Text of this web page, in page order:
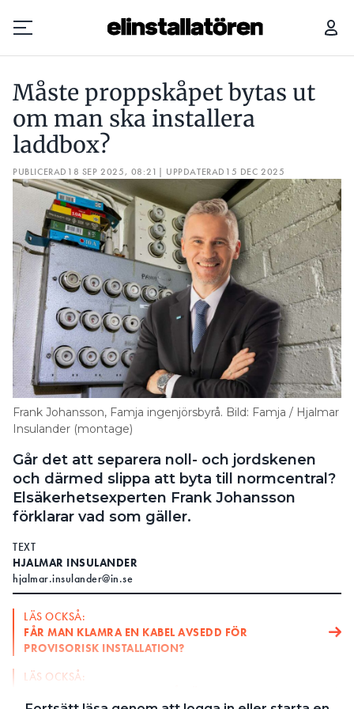
Prenumerera
Hantera prenumeration
Lediga jobb
Annonsera
Läs E-tidningen
Om tidningen
Kontakt
Personuppgifter
Search for:
Måste proppskåpet bytas ut
om man ska installera
laddbox?
PUBLICERAD 18 SEP 2025, 08:21 | UPPDATERAD 15 DEC 2025
Frank Johansson, Famja ingenjörsbyrå. Bild: Famja / Hjalmar
Insulander (montage)
Går det att separera noll- och jordskenen
och därmed slippa att byta till normcentral?
Elsäkerhetsexperten Frank Johansson
förklarar vad som gäller.
TEXT
HJALMAR INSULANDER
hjalmar.insulander@in.se
LÄS OCKSÅ:
FÅR MAN KLAMRA EN KABEL AVSEDD FÖR
PROVISORISK INSTALLATION?
LÄS OCKSÅ: